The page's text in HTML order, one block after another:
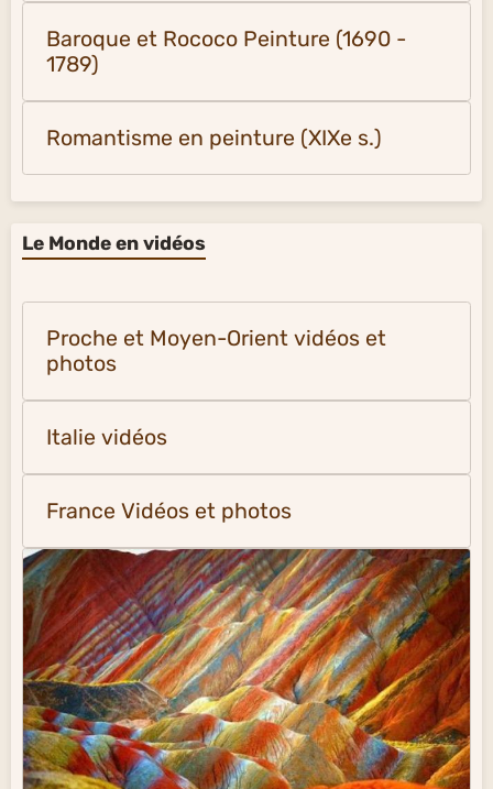
Baroque et Rococo Peinture (1690 -
1789)
Romantisme en peinture (XIXe s.)
Le Monde en vidéos
Proche et Moyen-Orient vidéos et
photos
Italie vidéos
France Vidéos et photos